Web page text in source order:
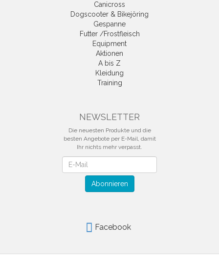
Canicross
Dogscooter & Bikejöring
Gespanne
Futter /Frostfleisch
Equipment
Aktionen
A bis Z
Kleidung
Training
NEWSLETTER
Die neuesten Produkte und die
besten Angebote per E-Mail, damit
Ihr nichts mehr verpasst.
Abonnieren
Facebook